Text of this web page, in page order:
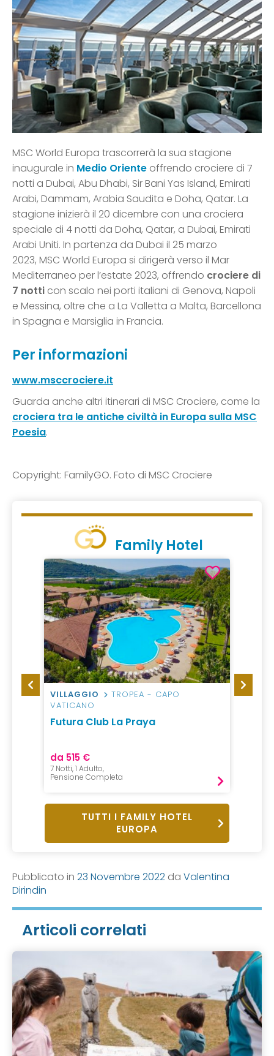
MSC World Europa trascorrerà la sua stagione
inaugurale in Medio Oriente offrendo crociere di 7
notti a Dubai, Abu Dhabi, Sir Bani Yas Island, Emirati
Arabi, Dammam, Arabia Saudita e Doha, Qatar. La
stagione inizierà il 20 dicembre con una crociera
speciale di 4 notti da Doha, Qatar, a Dubai, Emirati
Arabi Uniti. In partenza da Dubai il 25 marzo
2023, MSC World Europa si dirigerà verso il Mar
Mediterraneo per l’estate 2023, offrendo crociere di
7 notti con scalo nei porti italiani di Genova, Napoli
e Messina, oltre che a La Valletta a Malta, Barcellona
in Spagna e Marsiglia in Francia.
Per informazioni
www.msccrociere.it
Guarda anche altri itinerari di MSC Crociere, come la
crociera tra le antiche civiltà in Europa sulla MSC
Poesia.
Copyright: FamilyGO. Foto di MSC Crociere
Family Hotel
VILLAGGIO
TROPEA - CAPO
VATICANO
Futura Club La Praya
da 515 €
7 Notti, 1 Adulto,
Pensione Completa
HOTEL
TUTTI I FAMILY HOTEL
EUROPA
Pubblicato in 23 Novembre 2022 da Valentina
Dirindin
Articoli correlati